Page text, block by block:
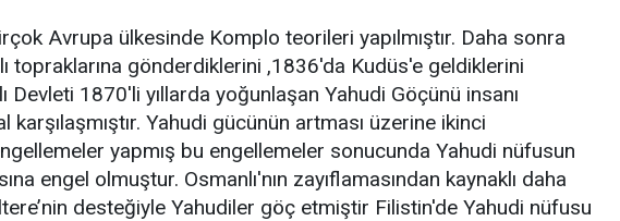
Avrupa ülkesinde Komplo teorileri yapılmıştır. Daha sonra
topraklarına gönderdiklerini ,1836'da Kudüs'e geldiklerini
Devleti 1870'li yıllarda yoğunlaşan Yahudi Göçünü insanı
Yahudi gücünün artması üzerine ikinci
yapmış bu engellemeler sonucunda Yahudi nüfusun
engel olmuştur. Osmanlı'nın zayıflamasından kaynaklı daha
desteğiyle Yahudiler göç etmiştir Filistin'de Yahudi nüfusu